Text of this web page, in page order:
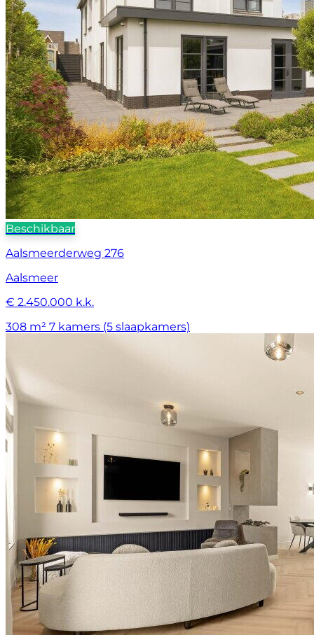
Beschikbaar
Aalsmeerderweg 276
Aalsmeer
€ 2.450.000 k.k.
308 m² 7 kamers (5 slaapkamers)